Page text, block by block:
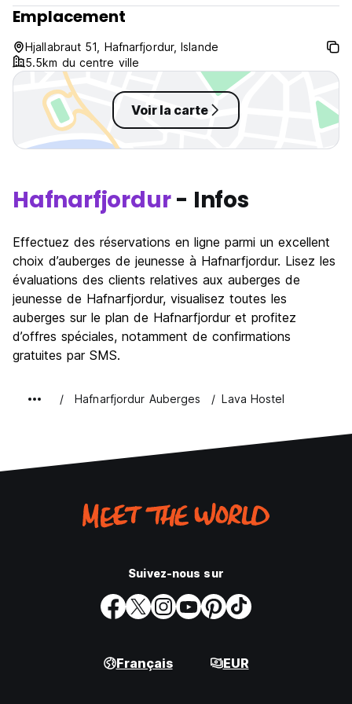
Pas de couvre-feu. (Auto-translated from original language)
Emplacement
Hjallabraut 51, Hafnarfjordur, Islande
5.5km du centre ville
Voir la carte
Hafnarfjordur- Infos
Effectuez des réservations en ligne parmi un excellent
choix d’auberges de jeunesse à Hafnarfjordur. Lisez les
évaluations des clients relatives aux auberges de
jeunesse de Hafnarfjordur, visualisez toutes les
auberges sur le plan de Hafnarfjordur et profitez
d’offres spéciales, notamment de confirmations
gratuites par SMS.
Hafnarfjordur Auberges Lava Hostel
Suivez-nous sur
Français EUR